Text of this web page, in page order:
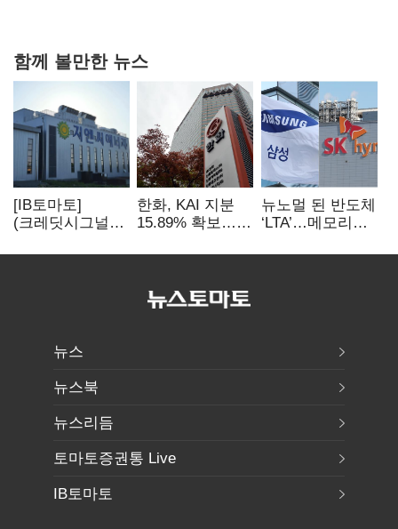
함께 볼만한 뉴스
[IB토마토]
(크레딧시그널)
데이터센터 타고
한화, KAI 지분
15.89% 확보…
신청 예정
뉴노멀 된 반도체
‘LTA’…메모리
54조 선불 계약
뉴스
뉴스북
뉴스리듬
토마토증권통 Live
IB토마토